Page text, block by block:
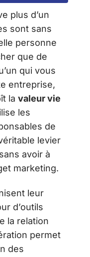
plus d’un
sont sans
personne
que de
qui vous
entreprise,
la valeur vie
les
de
levier
sans avoir à
marketing.
leur
d’outils
la relation
permet
des